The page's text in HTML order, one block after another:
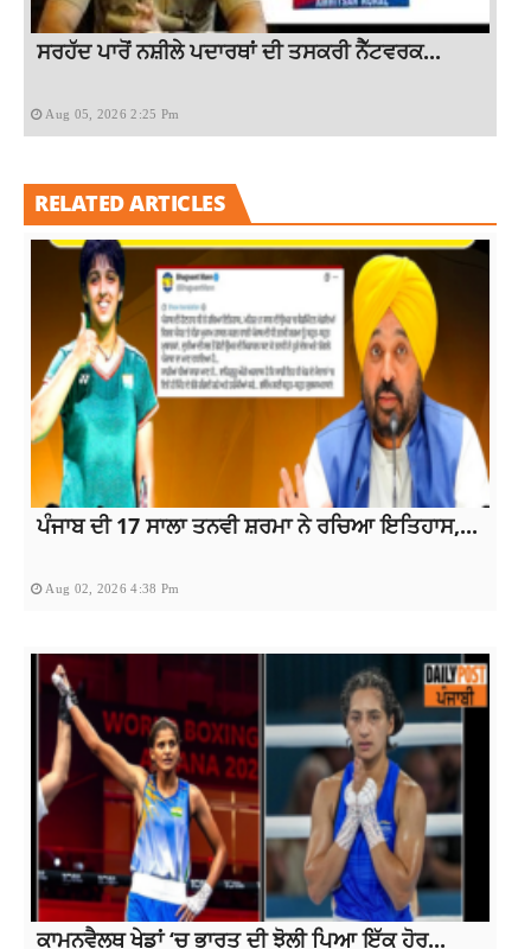
ਸਰਹੱਦ ਪਾਰੋਂ ਨਸ਼ੀਲੇ ਪਦਾਰਥਾਂ ਦੀ ਤਸਕਰੀ ਨੈੱਟਵਰਕ...
Aug 05, 2026 2:25 Pm
RELATED ARTICLES
ਪੰਜਾਬ ਦੀ 17 ਸਾਲਾ ਤਨਵੀ ਸ਼ਰਮਾ ਨੇ ਰਚਿਆ ਇਤਿਹਾਸ,...
Aug 02, 2026 4:38 Pm
ਕਾਮਨਵੈਲਥ ਖੇਡਾਂ ‘ਚ ਭਾਰਤ ਦੀ ਝੋਲੀ ਪਿਆ ਇੱਕ ਹੋਰ...